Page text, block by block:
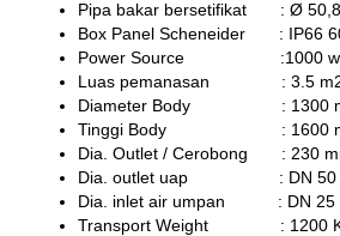
Pipa bakar bersetifikat : Ø
Box Panel Scheneider : IP66
Power Source :1000
Luas pemanasan : 3.5
Diameter Body : 1300
Tinggi Body : 1600
Dia. Outlet / Cerobong : 230
Dia. outlet uap : DN 50
Dia. inlet air umpan : DN 25
Transport Weight : 1200